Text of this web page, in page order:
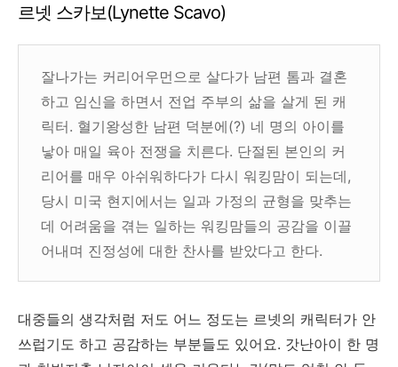
르넷 스카보(Lynette Scavo)
잘나가는 커리어우먼으로 살다가 남편 톰과 결혼
하고 임신을 하면서 전업 주부의 삶을 살게 된 캐
릭터. 혈기왕성한 남편 덕분에(?) 네 명의 아이를
낳아 매일 육아 전쟁을 치른다. 단절된 본인의 커
리어를 매우 아쉬워하다가 다시 워킹맘이 되는데,
당시 미국 현지에서는 일과 가정의 균형을 맞추는
데 어려움을 겪는 일하는 워킹맘들의 공감을 이끌
어내며 진정성에 대한 찬사를 받았다고 한다.
대중들의 생각처럼 저도 어느 정도는 르넷의 캐릭터가 안
쓰럽기도 하고 공감하는 부분들도 있어요. 갓난아이 한 명